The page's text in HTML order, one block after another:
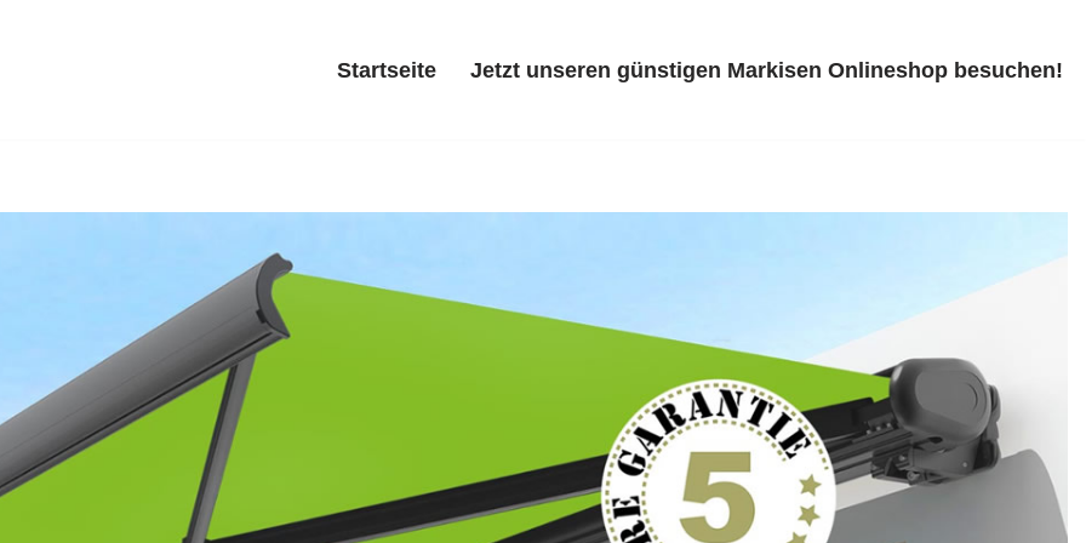
Startseite Jetzt unseren günstigen Markisen Onlineshop besuchen!